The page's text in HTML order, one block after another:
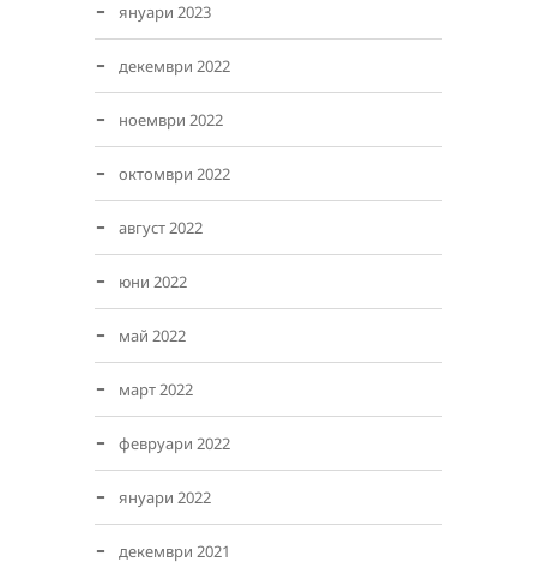
януари 2023
декември 2022
ноември 2022
октомври 2022
август 2022
юни 2022
май 2022
март 2022
февруари 2022
януари 2022
декември 2021